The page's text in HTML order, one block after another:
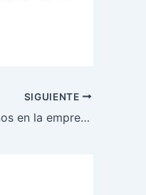
SIGUIENTE
Libro: Los hermanos en la empresa de familia